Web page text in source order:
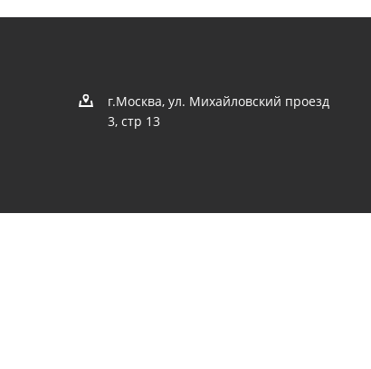
г.Москва, ул. Михайловский проезд
3, стр 13